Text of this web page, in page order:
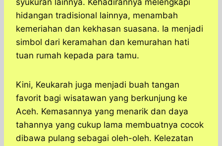
syukuran lainnya. Kehadirannya melengkapi
hidangan tradisional lainnya, menambah
kemeriahan dan kekhasan suasana. Ia menjadi
simbol dari keramahan dan kemurahan hati
tuan rumah kepada para tamu.
Kini, Keukarah juga menjadi buah tangan
favorit bagi wisatawan yang berkunjung ke
Aceh. Kemasannya yang menarik dan daya
tahannya yang cukup lama membuatnya cocok
dibawa pulang sebagai oleh-oleh. Kelezatan